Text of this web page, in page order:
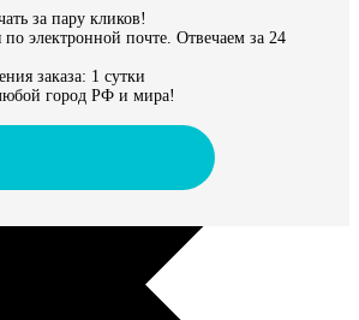
за пару кликов!
по электронной почте. Отвечаем за 24
заказа: 1 сутки
город РФ и мира!